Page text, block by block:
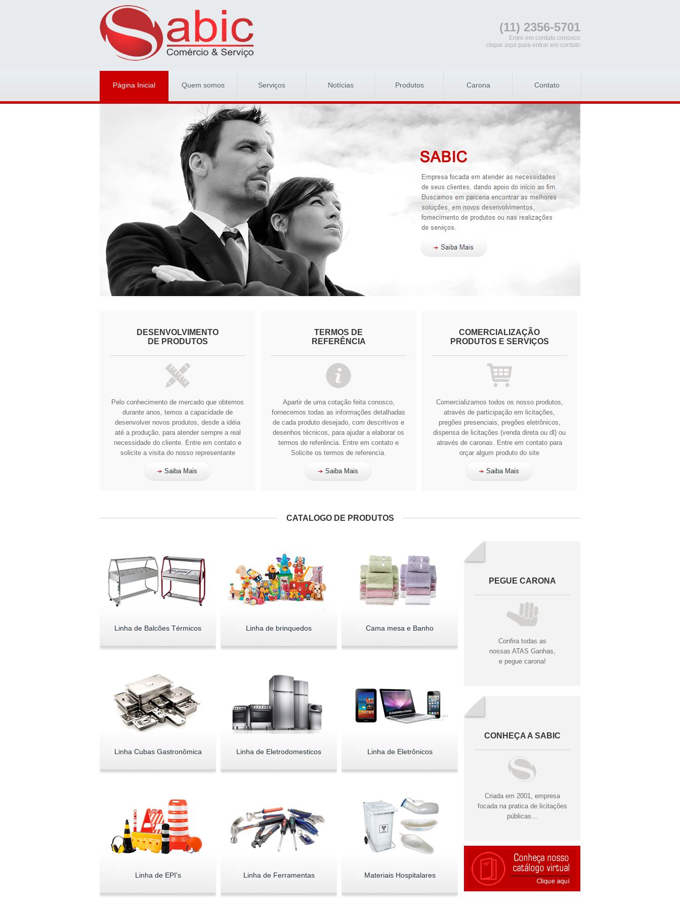
(11) 2356-5701
Entre em contato conosco
clique aqui para entrar em contato
Página Inicial Quem somos Serviços Notícias Produtos Carona Contato
DESENVOLVIMENTO
DE PRODUTOS
Pelo conhecimento de mercado que obtemos
durante anos, temos a capacidade de
desenvolver novos produtos, desde a idéia
até a produção, para atender sempre a real
necessidade do cliente. Entre em contato e
solicite a visita do nosso representante
Saiba Mais
TERMOS DE
REFERÊNCIA
Apartir de uma cotação feita conosco,
fornecemos todas as informações detalhadas
de cada produto desejado, com descritivos e
desenhos técnicos, para ajudar a elaborar os
termos de referência. Entre em contato e
Solicite os termos de referencia.
Saiba Mais
COMERCIALIZAÇÃO
PRODUTOS E SERVIÇOS
Comercializamos todos os nosso produtos,
através de participação em licitações,
pregões presenciais, pregões eletrônicos,
dispensa de licitações (venda direta ou dl) ou
através de caronas. Entre em contato para
orçar algum produto do site
Saiba Mais
CATALOGO DE PRODUTOS
PEGUE CARONA
Confira todas as
nossas ATAS Ganhas,
e pegue carona!
CONHEÇA A SABIC
Criada em 2001, empresa
focada na pratica de licitações
públicas...
Linha de Balcões Térmicos Linha de brinquedos Cama mesa e Banho
Linha Cubas Gastronômica Linha de Eletrodomesticos Linha de Eletrônicos
Linha de EPI's Linha de Ferramentas Materiais Hospitalares